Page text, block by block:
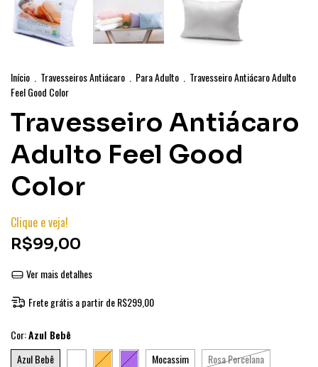
Início Travesseiros Antiácaro Para Adulto
Travesseiro Antiácaro Adulto
Feel Good Color
Travesseiro Antiácaro
Adulto Feel Good
Color
Clique e veja!
R$99,00
Ver mais detalhes
Frete grátisa partir deR$299,00
Cor:Azul Bebê
Azul Bebê
Mocassim Rosa Porcelana